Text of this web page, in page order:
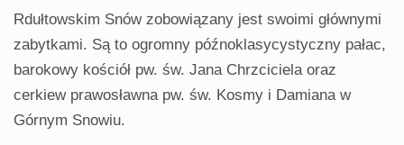
Rdułtowskim Snów zobowiązany jest swoimi głównymi
zabytkami. Są to ogromny późnoklasycystyczny pałac,
barokowy kościół pw. św. Jana Chrzciciela oraz
cerkiew prawosławna pw. św. Kosmy i Damiana w
Górnym Snowiu.